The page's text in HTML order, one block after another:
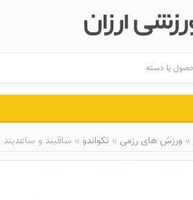
» ورزش های رزمی » تکواندو » ساقبند و ساعد‌بند RZ-T06